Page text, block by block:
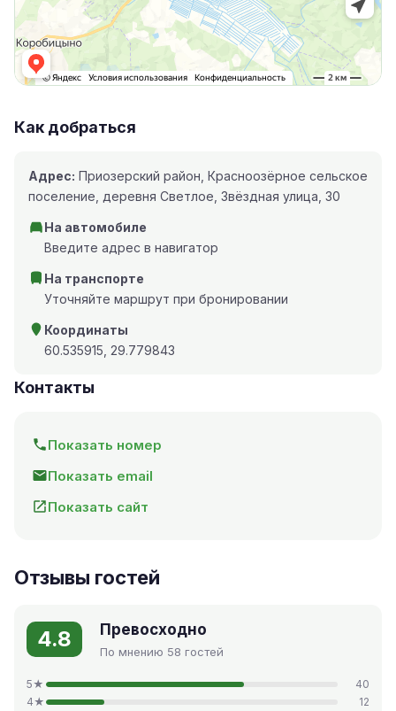
Как добраться
Адрес: Приозерский район, Красноозёрное сельское
поселение, деревня Светлое, Звёздная улица, 30
На автомобиле
Введите адрес в навигатор
На транспорте
Уточняйте маршрут при бронировании
Координаты
60.535915, 29.779843
Контакты
Показать номер
Показать email
Показать сайт
Отзывы гостей
4.8 Превосходно
По мнению 58 гостей
5★
40
4★
12